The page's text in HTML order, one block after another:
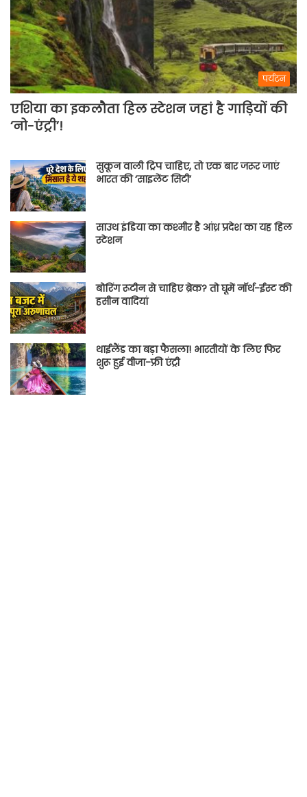
पर्यटन
एशिया का इकलौता हिल स्टेशन जहां है गाड़ियों की
‘नो-एंट्री’!
सुकून वाली ट्रिप चाहिए, तो एक बार जरूर जाएं
भारत की ‘साइलेंट सिटी’
साउथ इंडिया का कश्मीर है आंध्र प्रदेश का यह हिल
स्टेशन
बोरिंग रूटीन से चाहिए ब्रेक? तो घूमें नॉर्थ-ईस्ट की
हसीन वादियां
थाईलैंड का बड़ा फैसला! भारतीयों के लिए फिर
शुरू हुई वीजा-फ्री एंट्री